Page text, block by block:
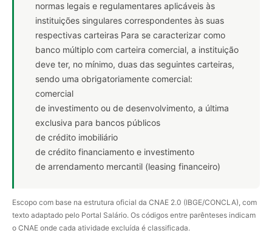
normas legais e regulamentares aplicáveis às
instituições singulares correspondentes às suas
respectivas carteiras Para se caracterizar como
banco múltiplo com carteira comercial, a instituição
deve ter, no mínimo, duas das seguintes carteiras,
sendo uma obrigatoriamente comercial:
comercial
de investimento ou de desenvolvimento, a última
exclusiva para bancos públicos
de crédito imobiliário
de crédito financiamento e investimento
de arrendamento mercantil (leasing financeiro)
Escopo com base na estrutura oficial da CNAE 2.0 (IBGE/CONCLA), com
texto adaptado pelo Portal Salário. Os códigos entre parênteses indicam
o CNAE onde cada atividade excluída é classificada.